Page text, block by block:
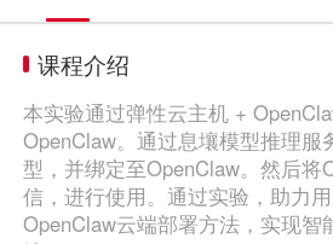
课程介绍
本实验通过弹性云主机 +
OpenClaw。通过息壤模型推理服
型，并绑定至OpenClaw。然后将
信，进行使用。通过实验，助力
OpenClaw云端部署方法，实现智